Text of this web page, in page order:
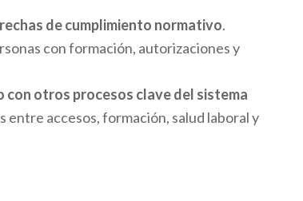
de cumplimiento normativo.
con formación, autorizaciones y
otros procesos clave del sistema
entre accesos, formación, salud laboral y